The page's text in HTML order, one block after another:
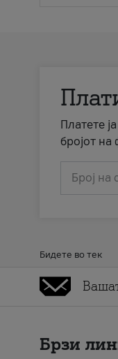
Платете
бројот на
Број на
Бидете во тек
Брзи